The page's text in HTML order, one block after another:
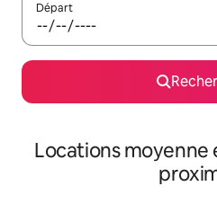
Départ
Locations moyenne